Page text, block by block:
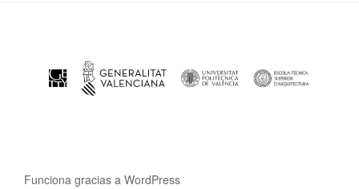
Funciona gracias a WordPress